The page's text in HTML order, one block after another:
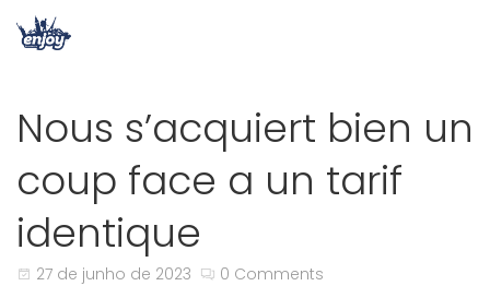
Nous s’acquiert bien un
coup face a un tarif
identique
27 de junho de 2023 0 Comments